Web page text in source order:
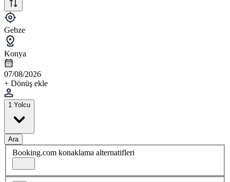
Gebze
Konya
07/08/2026
+ Dönüş ekle
1 Yolcu
Ara
Booking.com konaklama alternatifleri